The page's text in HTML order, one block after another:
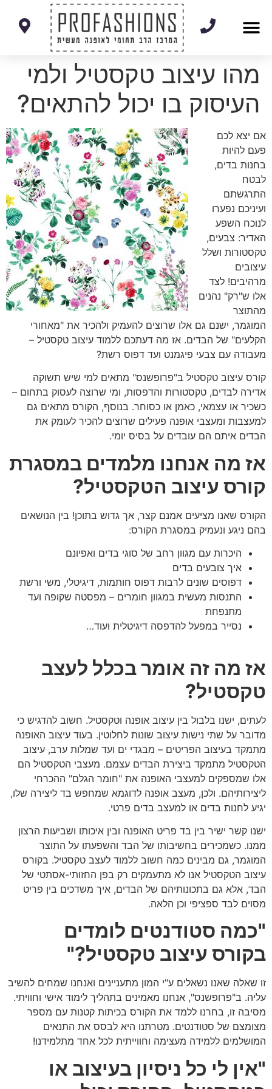
מהו עיצוב טקסטיל ולמי
העיסוק בו יכול להתאים?
אם יצא לכם
פעם להיות
בחנות בדים,
לבטח
התרגשתם
ועיניכם נפערו
לנוכח השפע
האדיר: צבעים,
טקסטורות ושלל
עיצובים
מרהיבים! לצד
אלו ש"רק" נהנים
מהתוצר
המוגמר, ישנם גם אלו שרוצים להעמיק ולהכיר את "מאחורי
הקלעים" של הבדים. אז מה דעתכם ללמוד עיצוב טקסטיל –
מעבודה עם צבעי פיגמנט ועד דפוס רשת?
קורס עיצוב טקסטיל ב"פרופשנס" מתאים למי שיש תשוקה
אדירה לבדים, טקסטורות והדפסות, ומי שרוצה לעסוק בתחום –
כשכיר או עצמאי, כאמן או כסוחר. בנוסף, הקורס מתאים גם
למעצבות ומעצבי אופנה פעילים שרוצים להכיר לעומק את
הבדים איתם הם עובדים על בסיס יומי.
אז מה אנחנו מלמדים במסגרת
קורס עיצוב הטקסטיל?
הקורס שאנו מציעים אמנם קצר, אך גדוש בתוכן! בין הנושאים
בהם ניגע ונעמיק במסגרת הקורס:
היכרות עם מגוון רחב של סוגי בדים ואפיונם
איך צובעים בדים
דפוסים שונים לרבות דפוס חותמות, דיגיטלי, משי ורשת
התנסות מעשית במגוון חומרים – מפסטה שקופה ועד
מתנפחת
נסייר במפעל להדפסה דיגיטלית ועוד…
אז מה זה אומר בכלל לעצב
טקסטיל?
לעתים, ישנו בלבול בין עיצוב אופנה וטקסטיל. חשוב להדגיש כי
מדובר על שתי נישות עיצוב שונות לחלוטין. בעוד עיצוב האופנה
מתמקד בעיצוב הפריטים – מבגדי ים ועד שמלות ערב, עיצוב
הטקסטיל מתמקד ביצירת הבדים עצמם. מעצבי הטקסטיל הם
אלו שמספקים למעצבי האופנה את "חומר הגלם" ההכרחי
ליצירותיהם. ולכן, מעצב אופנה לדוגמא שמחפש בד ליצירה שלו,
יגיע לחנות בדים או למעצב בדים פרטי.
ישנו קשר ישיר בין בד פריט האופנה ובין איכותו ושביעות הרצון
ממנו. כשמכירים בחשיבותו של הבד והשפעתו על התוצר
המוגמר, גם מבינים כמה חשוב ללמוד לעצב טקסטיל. בקורס
עיצוב הטקסטיל אנו לא מתעמקים רק בפן החזותי-אסתטי של
הבד, אלא גם בתכונותיהם של הבדים, איך משדכים בין פריט
מסוים לבד ספציפי וכן הלאה.
"כמה סטודנטים לומדים
בקורס עיצוב טקסטיל?"
זו שאלה שאנו נשאלים ע"י המון מתעניינים ואנחנו שמחים להשיב
עליה. ב"פרופשנס", אנחנו מאמינים בתהליך לימוד אישי וחוויתי.
מסיבה זו, בחרנו ללמד את הקורס בכיתות קטנות עם מספר
מצומצם של סטודנטים. מטרתנו היא לבסס את התנאים
המושלמים ללמידה מעצימה וחווייתית לכל אחד מתלמידנו!
"אין לי כל ניסיון בעיצוב או